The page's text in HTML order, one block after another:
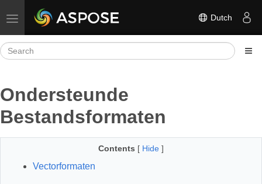
Toggle navigation Dutch
Ondersteunde
Bestandsformaten
Contents [ Hide ]
Vectorformaten